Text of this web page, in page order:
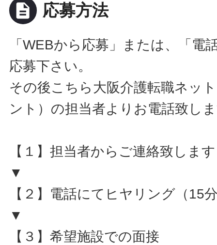
description 応募方法
「WEBから応募」または、「電
応募下さい。
その後こちら大阪介護転職ネッ
ント）の担当者よりお電話致し
【１】担当者からご連絡致します
▼
【２】電話にてヒヤリング（15
▼
【３】希望施設での面接